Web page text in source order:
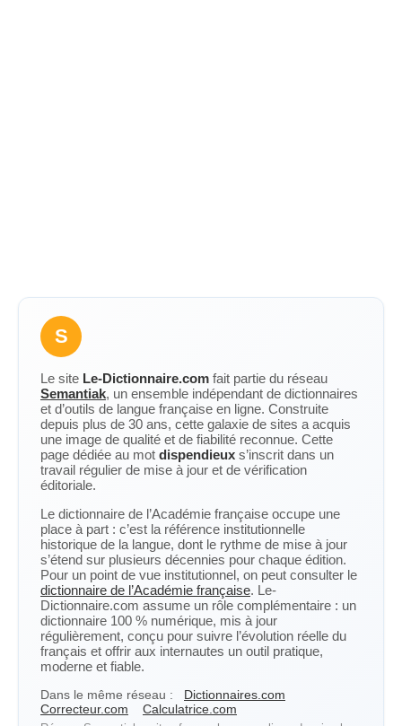
S
Le site Le-Dictionnaire.com fait partie du réseau
Semantiak, un ensemble indépendant de dictionnaires
et d’outils de langue française en ligne. Construite
depuis plus de 30 ans, cette galaxie de sites a acquis
une image de qualité et de fiabilité reconnue. Cette
page dédiée au mot dispendieux s’inscrit dans un
travail régulier de mise à jour et de vérification
éditoriale.
Le dictionnaire de l’Académie française occupe une
place à part : c’est la référence institutionnelle
historique de la langue, dont le rythme de mise à jour
s’étend sur plusieurs décennies pour chaque édition.
Pour un point de vue institutionnel, on peut consulter le
dictionnaire de l’Académie française. Le-
Dictionnaire.com assume un rôle complémentaire : un
dictionnaire 100 % numérique, mis à jour
régulièrement, conçu pour suivre l’évolution réelle du
français et offrir aux internautes un outil pratique,
moderne et fiable.
Dans le même réseau :
Dictionnaires.com
Correcteur.com
Calculatrice.com